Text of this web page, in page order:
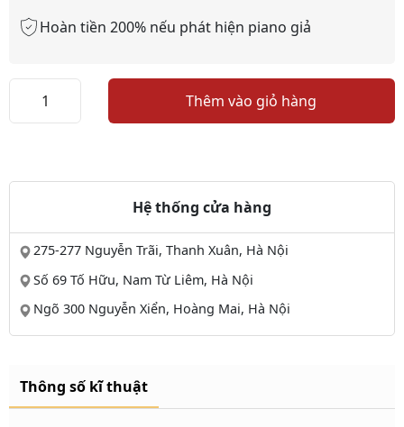
Hoàn tiền 200% nếu phát hiện piano giả
Thêm vào giỏ hàng
Hệ thống cửa hàng
275-277 Nguyễn Trãi, Thanh Xuân, Hà Nội
Số 69 Tố Hữu, Nam Từ Liêm, Hà Nội
Ngõ 300 Nguyễn Xiển, Hoàng Mai, Hà Nội
Thông số kĩ thuật